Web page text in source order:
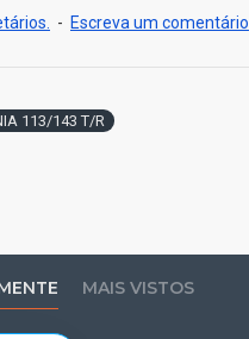
- Escreva um comentário
113/143 T/R
MAIS VISTOS